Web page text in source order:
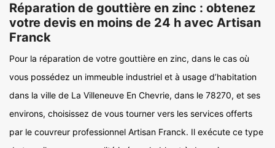
Réparation de gouttière en zinc : obtenez
votre devis en moins de 24 h avec Artisan
Franck
Pour la réparation de votre gouttière en zinc, dans le cas où
vous possédez un immeuble industriel et à usage d’habitation
dans la ville de La Villeneuve En Chevrie, dans le 78270, et ses
environs, choisissez de vous tourner vers les services offerts
par le couvreur professionnel Artisan Franck. Il exécute ce type